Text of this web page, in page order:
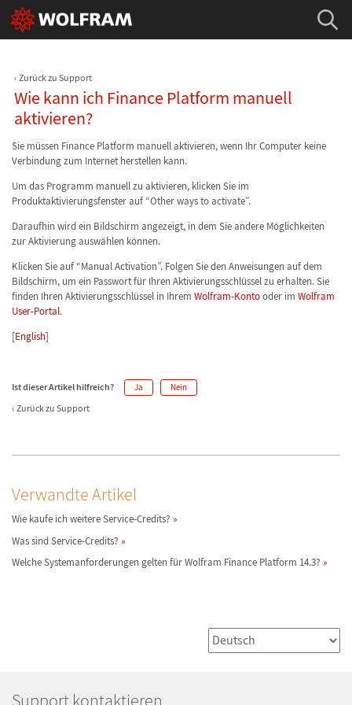
Zurück zu Support
Wie kann ich Finance Platform manuell
aktivieren?
Sie müssen Finance Platform manuell aktivieren, wenn Ihr Computer keine
Verbindung zum Internet herstellen kann.
Um das Programm manuell zu aktivieren, klicken Sie im
Produktaktivierungsfenster auf “Other ways to activate”.
Daraufhin wird ein Bildschirm angezeigt, in dem Sie andere Möglichkeiten
zur Aktivierung auswählen können.
Klicken Sie auf “Manual Activation”. Folgen Sie den Anweisungen auf dem
Bildschirm, um ein Passwort für Ihren Aktivierungsschlüssel zu erhalten. Sie
finden Ihren Aktivierungsschlüssel in Ihrem Wolfram-Kontooder im Wolfram
User-Portal.
[English]
Ist dieser Artikel hilfreich? Ja Nein
Zurück zu Support
Verwandte Artikel
Wie kaufe ich weitere Service-Credits?
Was sind Service-Credits?
Welche Systemanforderungen gelten für Wolfram Finance Platform 14.3?
Support kontaktieren